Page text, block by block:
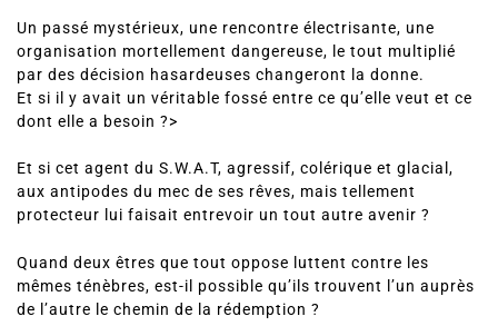
Un passé mystérieux, une rencontre électrisante, une
organisation mortellement dangereuse, le tout multiplié
par des décision hasardeuses changeront la donne.
Et si il y avait un véritable fossé entre ce qu’elle veut et ce
dont elle a besoin ?>
Et si cet agent du S.W.A.T, agressif, colérique et glacial,
aux antipodes du mec de ses rêves, mais tellement
protecteur lui faisait entrevoir un tout autre avenir ?
Quand deux êtres que tout oppose luttent contre les
mêmes ténèbres, est-il possible qu’ils trouvent l’un auprès
de l’autre le chemin de la rédemption ?